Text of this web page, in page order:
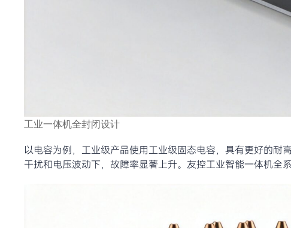
工业一体机全封闭设计
以电容为例，工业级产品使用工业级固态电容，具有更好的
干扰和电压波动下，故障率显著上升。友控工业智能一体机全